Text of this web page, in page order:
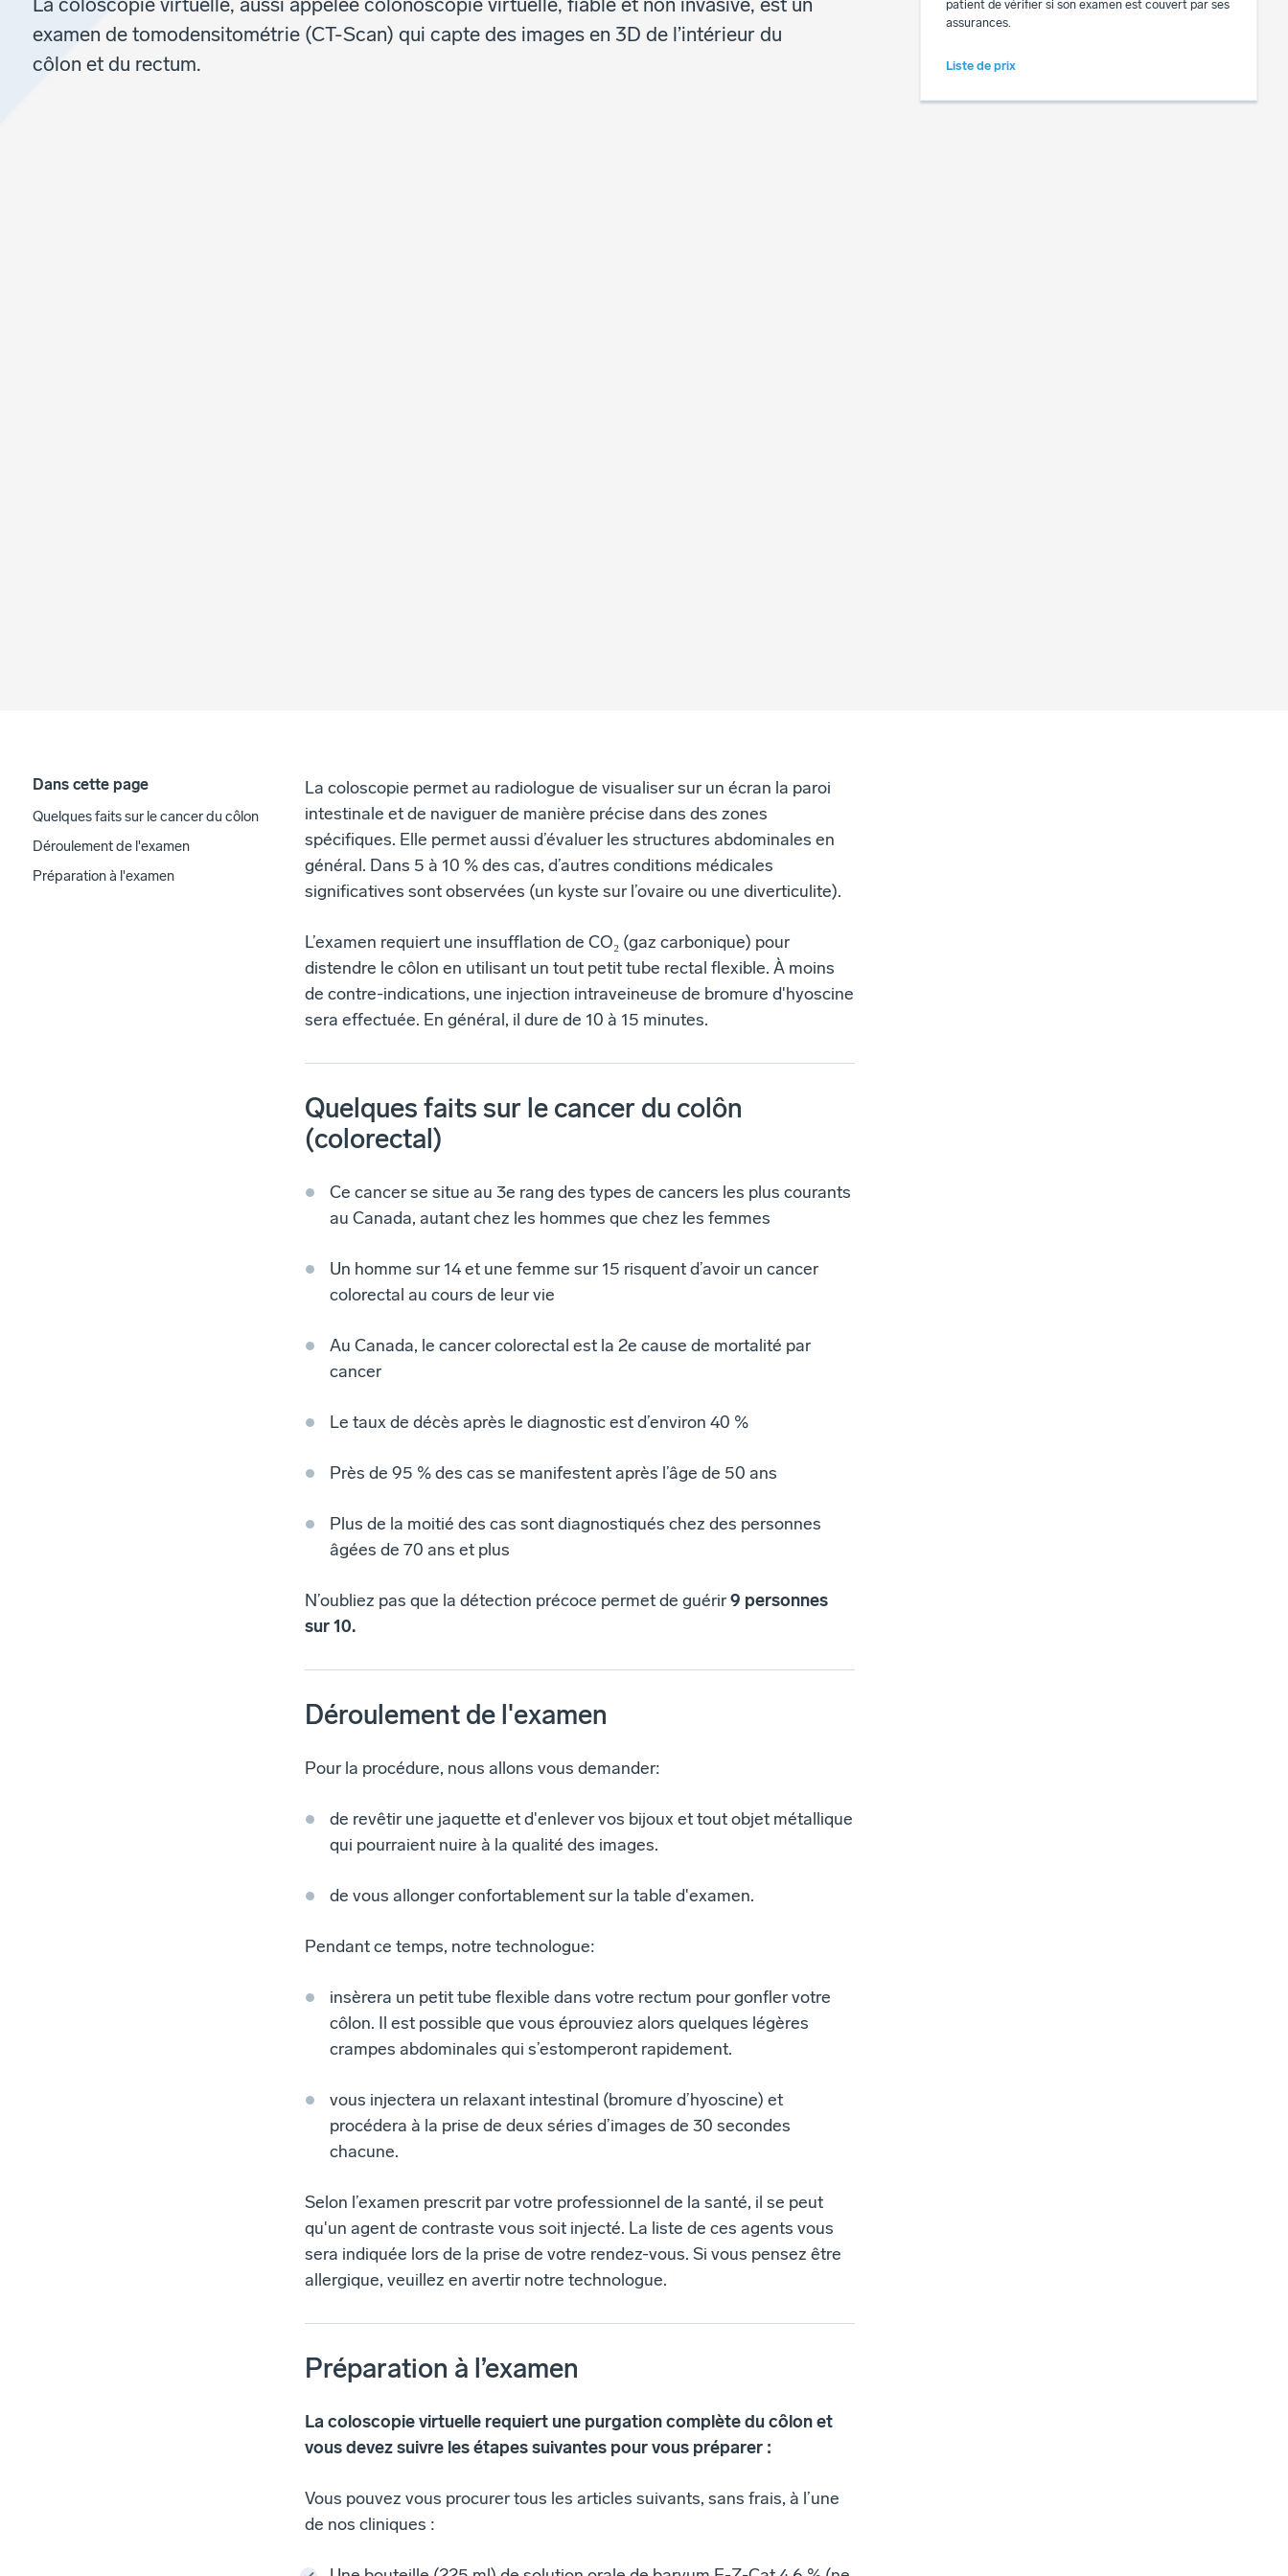
patient de vérifier si son examen est couvert par ses
assurances.
Liste de prix
examen de tomodensitométrie (CT-Scan) qui capte des images en 3D de l’intérieur du
côlon et du rectum.
Dans cette page
Quelques faits sur le cancer du côlon
Déroulement de l'examen
Préparation à l'examen
La coloscopie permet au radiologue de visualiser sur un écran la paroi
intestinale et de naviguer de manière précise dans des zones
spécifiques. Elle permet aussi d’évaluer les structures abdominales en
général. Dans 5 à 10 % des cas, d’autres conditions médicales
significatives sont observées (un kyste sur l’ovaire ou une diverticulite).
L’examen requiert une insufflation de CO₂ (gaz carbonique) pour
distendre le côlon en utilisant un tout petit tube rectal flexible. À moins
de contre-indications, une injection intraveineuse de bromure d'hyoscine
sera effectuée. En général, il dure de 10 à 15 minutes.
Quelques faits sur le cancer du colôn
(colorectal)
Ce cancer se situe au 3e rang des types de cancers les plus courants
au Canada, autant chez les hommes que chez les femmes
Un homme sur 14 et une femme sur 15 risquent d’avoir un cancer
colorectal au cours de leur vie
Au Canada, le cancer colorectal est la 2e cause de mortalité par
cancer
Le taux de décès après le diagnostic est d’environ 40 %
Près de 95 % des cas se manifestent après l’âge de 50 ans
Plus de la moitié des cas sont diagnostiqués chez des personnes
âgées de 70 ans et plus
N’oubliez pas que la détection précoce permet de guérir9 personnes
sur 10.
Déroulement de l'examen
Pour la procédure, nous allons vous demander:
de revêtir une jaquette et d'enlever vos bijoux et tout objet métallique
qui pourraient nuire à la qualité des images.
de vous allonger confortablement sur la table d'examen.
Pendant ce temps, notre technologue:
insèrera un petit tube flexible dans votre rectum pour gonfler votre
côlon. Il est possible que vous éprouviez alors quelques légères
crampes abdominales qui s’estomperont rapidement.
vous injectera un relaxant intestinal (bromure d’hyoscine) et
procédera à la prise de deux séries d’images de 30 secondes
chacune.
Selon l’examen prescrit par votre professionnel de la santé, il se peut
qu'un agent de contraste vous soit injecté. La liste de ces agents vous
sera indiquée lors de la prise de votre rendez-vous. Si vous pensez être
allergique, veuillez en avertir notre technologue.
Préparation à l’examen
La coloscopie virtuelle requiert une purgation complète du côlon et
vous devez suivre les étapes suivantes pour vous préparer :
Vous pouvez vous procurer tous les articles suivants, sans frais, à l’une
de nos cliniques :